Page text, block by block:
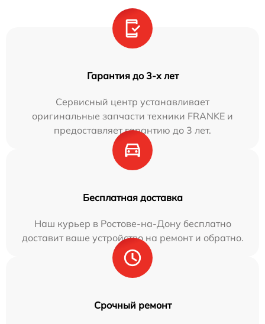
Гарантия до 3-х лет
Сервисный центр устанавливает
оригинальные запчасти техники FRANKE и
предоставляет гарантию до 3 лет.
Бесплатная доставка
Наш курьер в Ростове-на-Дону бесплатно
доставит ваше устройство на ремонт и обратно.
Срочный ремонт